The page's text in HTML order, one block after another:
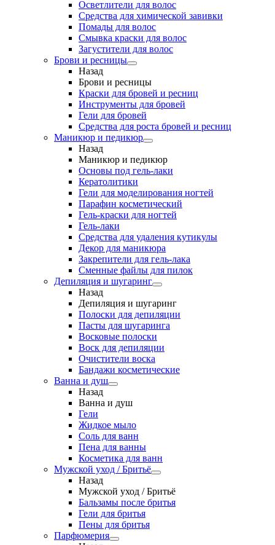
Осветлители для волос
Средства для химической завивки
Помады для волос
Смывка краски для волос
Загустители для волос
Брови и ресницы
Назад
Брови и ресницы
Краски для бровей и ресниц
Инструменты для бровей
Гели для бровей
Средства для роста бровей и ресниц
Маникюр и педикюр
Назад
Маникюр и педикюр
Основы под гель-лаки
Кератолитики
Гели для моделирования ногтей
Парафин косметический
Гель-краски для ногтей
Гель-лаки
Средства для удаления кутикулы
Декор для маникюра
Закрепители для гель-лака
Сменные файлы для пилок
Депиляция и шугаринг
Назад
Депиляция и шугаринг
Полоски для депиляции
Пасты для шугаринга
Восковые полоски
Воск для депиляции
Очистители воска
Бандажи косметические
Ванна и душ
Назад
Ванна и душ
Гели
Жидкое мыло
Соль для ванн
Пена для ванны
Косметика для ванн
Мужской уход / Бритьё
Назад
Мужской уход / Бритьё
Бальзамы после бритья
Гели для бритья
Пены для бритья
Парфюмерия